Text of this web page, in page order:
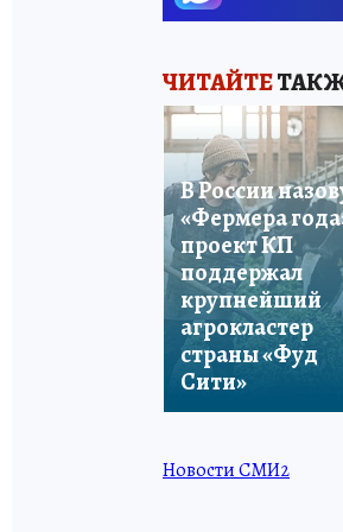
ЧИТАЙТЕ
В России
«Фермера
проект КП
поддержал
крупнейший
агрокластер
страны «Фуд
Сити»
Новости СМИ2